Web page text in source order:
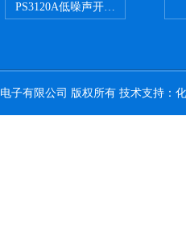
PS3120A低噪声开关电容器原装正
子有限公司 版权所有 技术支持：